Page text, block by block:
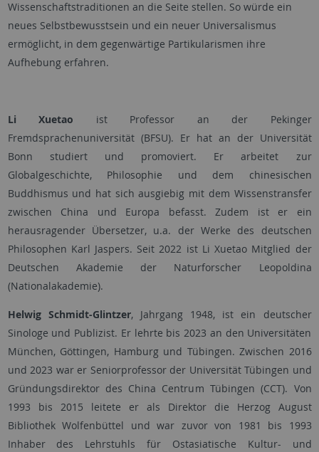
Wissenschaftstraditionen an die Seite stellen. So würde ein
neues Selbstbewusstsein und ein neuer Universalismus
ermöglicht, in dem gegenwärtige Partikularismen ihre
Aufhebung erfahren.
Li Xuetao ist Professor an der Pekinger
Fremdsprachenuniversität (BFSU). Er hat an der Universität
Bonn studiert und promoviert. Er arbeitet zur
Globalgeschichte, Philosophie und dem chinesischen
Buddhismus und hat sich ausgiebig mit dem Wissenstransfer
zwischen China und Europa befasst. Zudem ist er ein
herausragender Übersetzer, u.a. der Werke des deutschen
Philosophen Karl Jaspers. Seit 2022 ist Li Xuetao Mitglied der
Deutschen Akademie der Naturforscher Leopoldina
(Nationalakademie).
Helwig Schmidt-Glintzer, Jahrgang 1948, ist ein deutscher
Sinologe und Publizist. Er lehrte bis 2023 an den Universitäten
München, Göttingen, Hamburg und Tübingen. Zwischen 2016
und 2023 war er Seniorprofessor der Universität Tübingen und
Gründungsdirektor des China Centrum Tübingen (CCT). Von
1993 bis 2015 leitete er als Direktor die Herzog August
Bibliothek Wolfenbüttel und war zuvor von 1981 bis 1993
Inhaber des Lehrstuhls für Ostasiatische Kultur- und